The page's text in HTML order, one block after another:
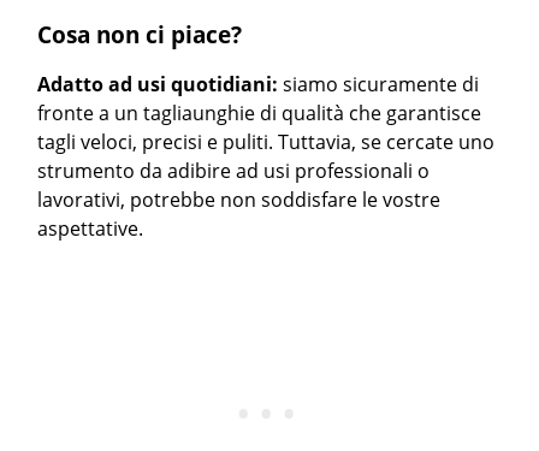
Cosa non ci piace?
Adatto ad usi quotidiani:siamo sicuramente di
fronte a un tagliaunghie di qualità che garantisce
tagli veloci, precisi e puliti. Tuttavia, se cercate uno
strumento da adibire ad usi professionali o
lavorativi, potrebbe non soddisfare le vostre
aspettative.